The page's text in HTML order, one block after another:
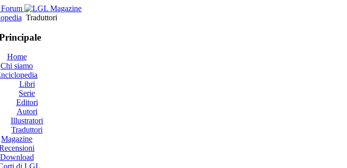
Traduttori
Home
Chi siamo
Libri
Serie
Editori
Autori
Illustratori
Traduttori
Magazine
Download